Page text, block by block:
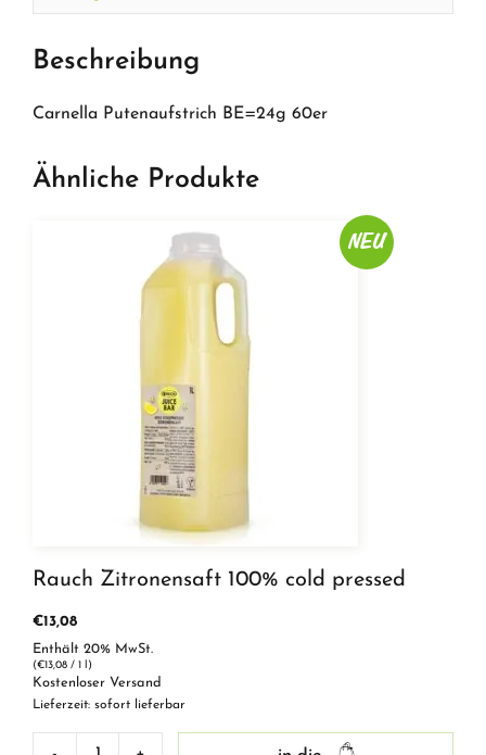
Beschreibung
Carnella Putenaufstrich BE=24g 60er
Ähnliche Produkte
NEU
Rauch Zitronensaft 100% cold pressed
€13,08
Enthält 20% MwSt.
(€13,08 / 1 l)
Kostenloser Versand
Lieferzeit: sofort lieferbar